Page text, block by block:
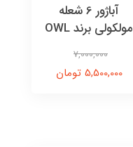
آباژور 6 شعله
مولکولی برند OWL
7,000,000
5,500,000 تومان